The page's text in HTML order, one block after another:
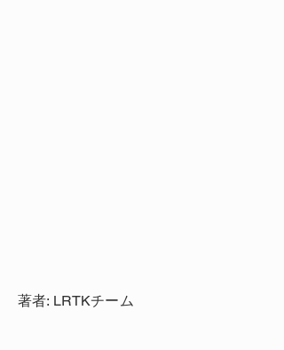
著者: LRTKチーム